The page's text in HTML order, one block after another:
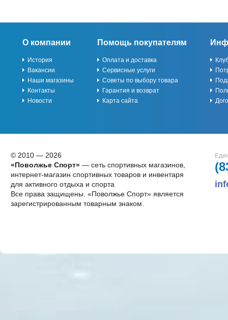
О компании
История
Вакансии
Наши магазины
Контакты
Новости
Помощь покупателям
Оплата и доставка
Сервисные услуги
Советы по выбору товара
Гарантия и возврат
Карта сайта
© 2010 — 2026
«Поволжье Спорт»— сеть спортивных магазинов,
интернет-магазин спортивных товаров и инвентаря
для активного отдыха и спорта
Все права защищены. «Поволжье Спорт» является
зарегистрированным товарным знаком.